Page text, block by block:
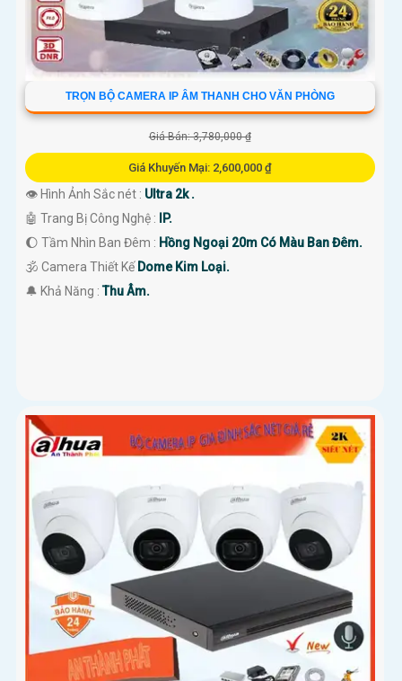
TRỌN BỘ CAMERA IP ÂM THANH CHO VĂN PHÒNG
Giá Bán: 3,780,000 ₫
Giá Khuyến Mại: 2,600,000 ₫
👁 Hình Ảnh Sắc nét : Ultra 2k .
🤖️ Trang Bị Công Nghệ : IP.
🌔 Tầm Nhìn Ban Đêm : Hồng Ngoại 20m Có Màu Ban Đêm.
🕉️ Camera Thiết KếDome Kim Loại.
️🔔 Khả Năng :Thu Âm.